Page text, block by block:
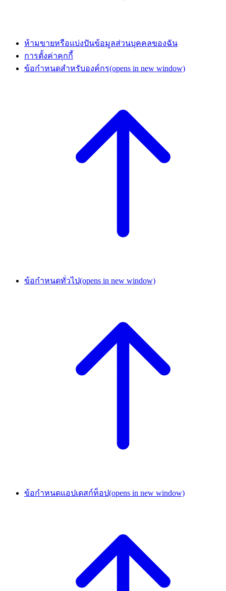
ห้ามขายหรือแบ่งปันข้อมูลส่วนบุคคลของฉัน
การตั้งค่าคุกกี้
ข้อกำหนดสำหรับองค์กร(opens in new window)
ข้อกำหนดทั่วไป(opens in new window)
ข้อกำหนดแอปเดสก์ท็อป(opens in new window)